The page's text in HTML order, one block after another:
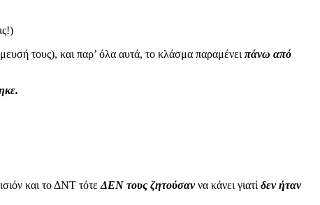
τους), και παρ’ όλα αυτά, το κλάσμα παραμένει πάνω από
και το ΔΝΤ τότε ΔΕΝ τους ζητούσαννα κάνει γιατί δεν ήταν